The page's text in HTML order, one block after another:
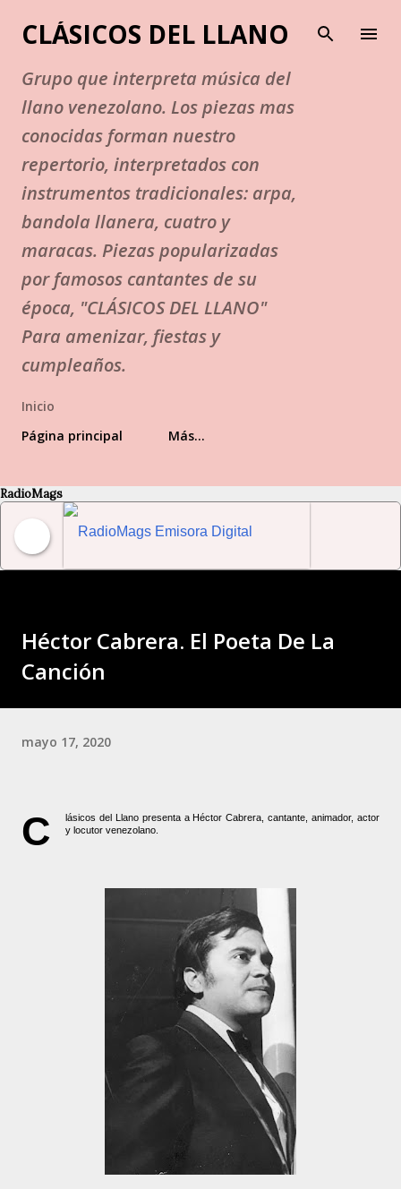
Ir al contenido principal
CLÁSICOS DEL LLANO
Grupo que interpreta música del
llano venezolano. Los piezas mas
conocidas forman nuestro
repertorio, interpretados con
instrumentos tradicionales: arpa,
bandola llanera, cuatro y
maracas. Piezas popularizadas
por famosos cantantes de su
época, "CLÁSICOS DEL LLANO"
Para amenizar, fiestas y
cumpleaños.
Inicio
Página principal
Más…
RadioMags
Héctor Cabrera. El Poeta De La
Canción
mayo 17, 2020
C
lásicos del Llano presenta a Héctor Cabrera, cantante, animador, actor
y locutor venezolano.